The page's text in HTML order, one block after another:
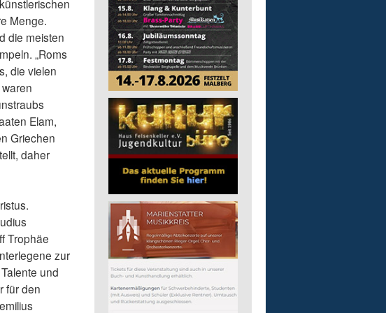
Menge.
die meisten
„Roms
die vielen
Elam,
Griechen
daher
Trophäe
zur
und
für den